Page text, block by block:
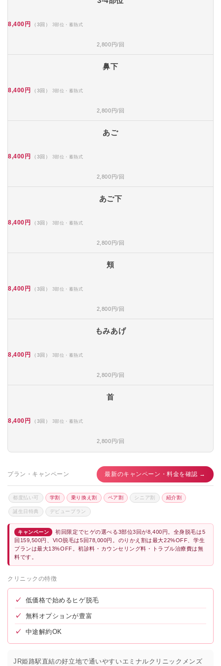
8,400円 （3回） 3部位・蓄熱式
2,800円/回
鼻下
8,400円 （3回） 3部位・蓄熱式
2,800円/回
あご
8,400円 （3回） 3部位・蓄熱式
2,800円/回
あご下
8,400円 （3回） 3部位・蓄熱式
2,800円/回
頬
8,400円 （3回） 3部位・蓄熱式
2,800円/回
もみあげ
8,400円 （3回） 3部位・蓄熱式
2,800円/回
首
8,400円 （3回） 3部位・蓄熱式
2,800円/回
プラン・キャンペーン 最新のキャンペーン・料金を確認 →
都度払い可 学割 乗り換え割 ペア割 シニア割 紹介割
誕生日特典 デビュープラン
キャンペーン
初回限定でヒゲの選べる3部位3回が8,400円。全身脱毛は5
回159,500円、VIO脱毛は5回78,000円。のりかえ割は最大22%OFF、学生
プランは最大13%OFF。初診料・カウンセリング料・トラブル治療費は無
料です。
クリニックの特徴
✓ 低価格で始めるヒゲ脱毛
✓ 無料オプションが豊富
✓ 中途解約OK
JR姫路駅直結の好立地で通いやすいエミナルクリニックメンズ